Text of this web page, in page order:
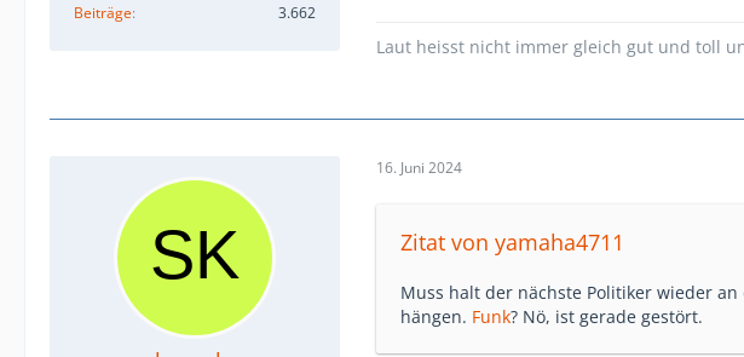
Beiträge
3.662
Laut heisst nicht immer gleich gut und toll
16. Juni 2024
Zitat von yamaha4711
Muss halt der nächste Politiker wieder
hängen. Funk? Nö, ist gerade gestört.